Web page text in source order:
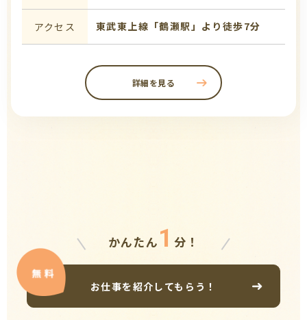
アクセス 東武東上線「鶴瀬駅」より徒歩7分
詳細を見る
かんたん 1 分！
お仕事を紹介してもらう！